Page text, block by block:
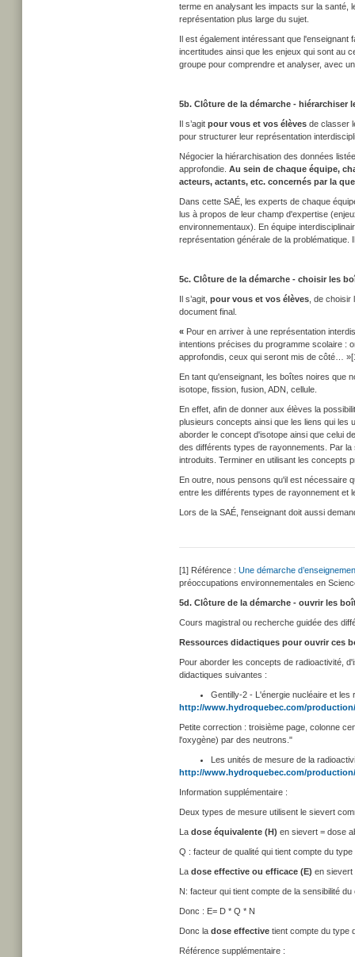
terme en analysant les impacts sur la santé,
représentation plus large du sujet.
Il est également intéressant que
incertitudes ainsi que les enjeux qui sont au
groupe pour comprendre et analyser, avec
5b. Clôture de la démarche - hiérarchiser
Il s’agit pour vous et vos élèves de classer
pour structurer leur représentation
Négocier la hiérarchisation des données
approfondie. Au sein de chaque équipe,
acteurs, actants, etc. concernés par la
Dans cette SAÉ, les experts de chaque
lus à propos de leur champ d'expertise
environnementaux). En équipe
représentation générale de la
5c. Clôture de la démarche - choisir les
Il s’agit, pour vous et vos élèves , de
document final.
« Pour en arriver à une représentation
intentions précises du programme scolaire :
approfondis, ceux qui seront mis de côté…
En tant qu'enseignant, les boîtes noires que
isotope, fission, fusion, ADN, cellule.
En effet, afin de donner aux élèves la
plusieurs concepts ainsi que les liens qui les
aborder le concept d'isotope ainsi que celui
des différents types de rayonnements. Par
introduits. Terminer en utilisant les concepts
En outre, nous pensons qu'il est nécessaire
entre les différents types de rayonnement et
Lors de la SAÉ, l'enseignant doit aussi
[1] Référence : Une démarche
préoccupations environnementales en
5d. Clôture de la démarche - ouvrir les
Cours magistral ou recherche guidée des
Ressources didactiques pour ouvrir ces
Pour aborder les concepts de radioactivité,
didactiques suivantes :
Gentilly-2 - L'énergie nucléaire et
http://www.hydroquebec.com/
Petite correction : troisième page, colonne
l'oxygène) par des neutrons."
Les unités de mesure de la
http://www.hydroquebec.com/
Information supplémentaire :
Deux types de mesure utilisent le sievert
La dose équivalente (H) en sievert = dose
Q : facteur de qualité qui tient compte du
La dose effective ou efficace (E) en sievert
N: facteur qui tient compte de la sensibilité
Donc : E= D * Q * N
Donc la dose effective tient compte du type
Référence supplémentaire :